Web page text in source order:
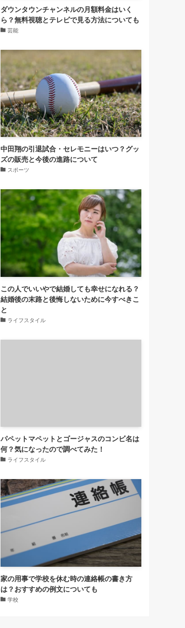
ダウンタウンチャンネルの月額料金はいく
ら？無料視聴とテレビで見る方法についても
芸能
中田翔の引退試合・セレモニーはいつ？グッ
ズの販売と今後の進路について
スポーツ
この人でいいやで結婚しても幸せになれる？
結婚後の末路と後悔しないために今すべきこ
と
ライフスタイル
パペットマペットとゴージャスのコンビ名は
何？気になったので調べてみた！
ライフスタイル
家の用事で学校を休む時の連絡帳の書き方
は？おすすめの例文についても
学校